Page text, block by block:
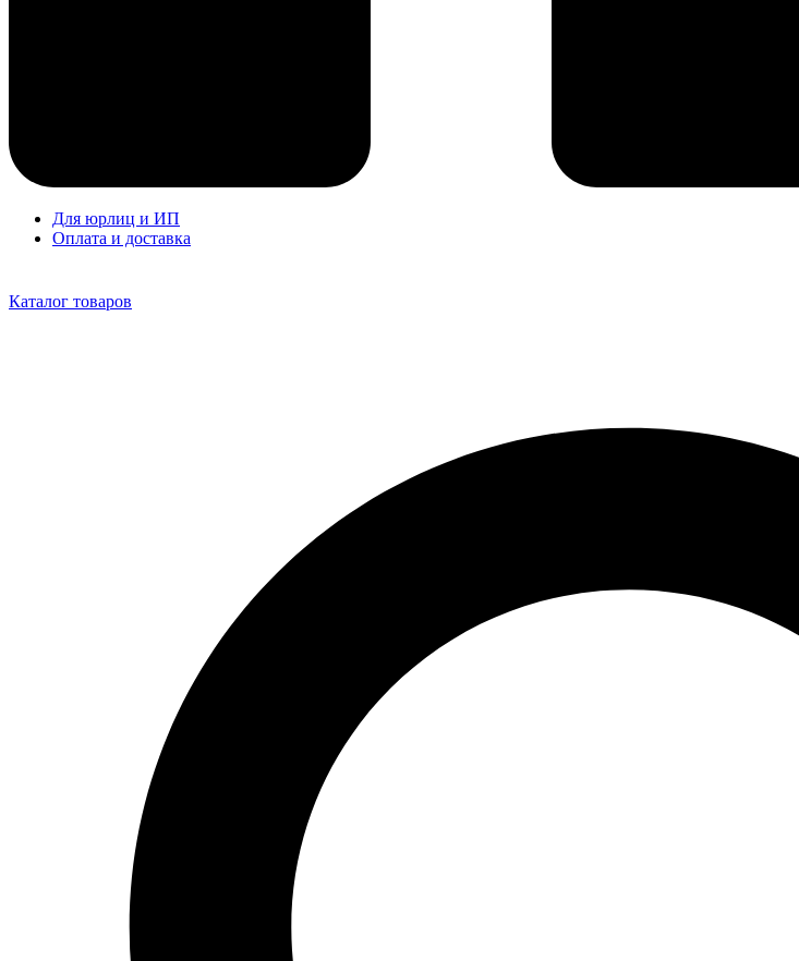
Для юрлиц и ИП
Оплата и доставка
Каталог товаров